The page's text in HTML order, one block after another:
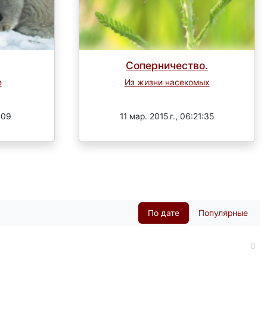
Соперничество.
Из жизни насекомых
11 мар. 2015 г., 06:21:35
По дате Популярные
0